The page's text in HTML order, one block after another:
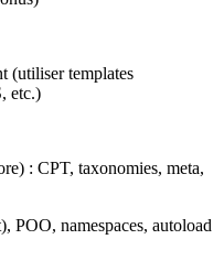
(utiliser templates
etc.)
: CPT, taxonomies, meta,
POO, namespaces, autoload